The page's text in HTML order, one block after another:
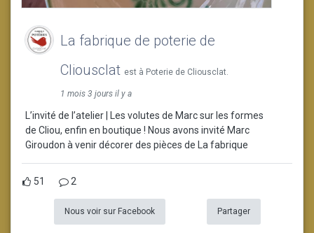
La fabrique de poterie de
Cliousclat est à Poterie de Cliousclat.
1 mois 3 jours il y a
L’invité de l’atelier | Les volutes de Marc sur les formes
de Cliou, enfin en boutique ! Nous avons invité Marc
Giroudon à venir décorer des pièces de La fabrique
51 2
Nous voir sur Facebook Partager